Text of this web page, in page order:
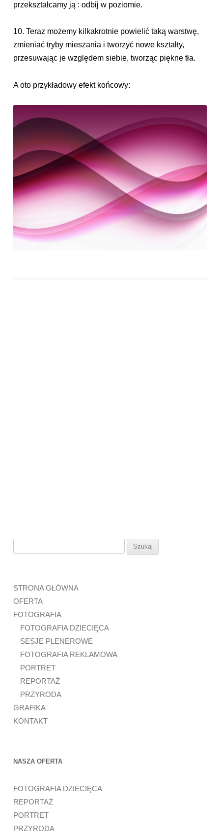
przekształcamy ją : odbij w poziomie.
10. Teraz możemy kilkakrotnie powielić taką warstwę,
zmieniać tryby mieszania i tworzyć nowe kształty,
przesuwając je względem siebie, tworząc piękne tła.
A oto przykładowy efekt końcowy:
STRONA GŁÓWNA
OFERTA
FOTOGRAFIA
FOTOGRAFIA DZIECIĘCA
SESJE PLENEROWE
FOTOGRAFIA REKLAMOWA
PORTRET
REPORTAŻ
PRZYRODA
GRAFIKA
KONTAKT
NASZA OFERTA
FOTOGRAFIA DZIECIĘCA
REPORTAŻ
PORTRET
PRZYRODA